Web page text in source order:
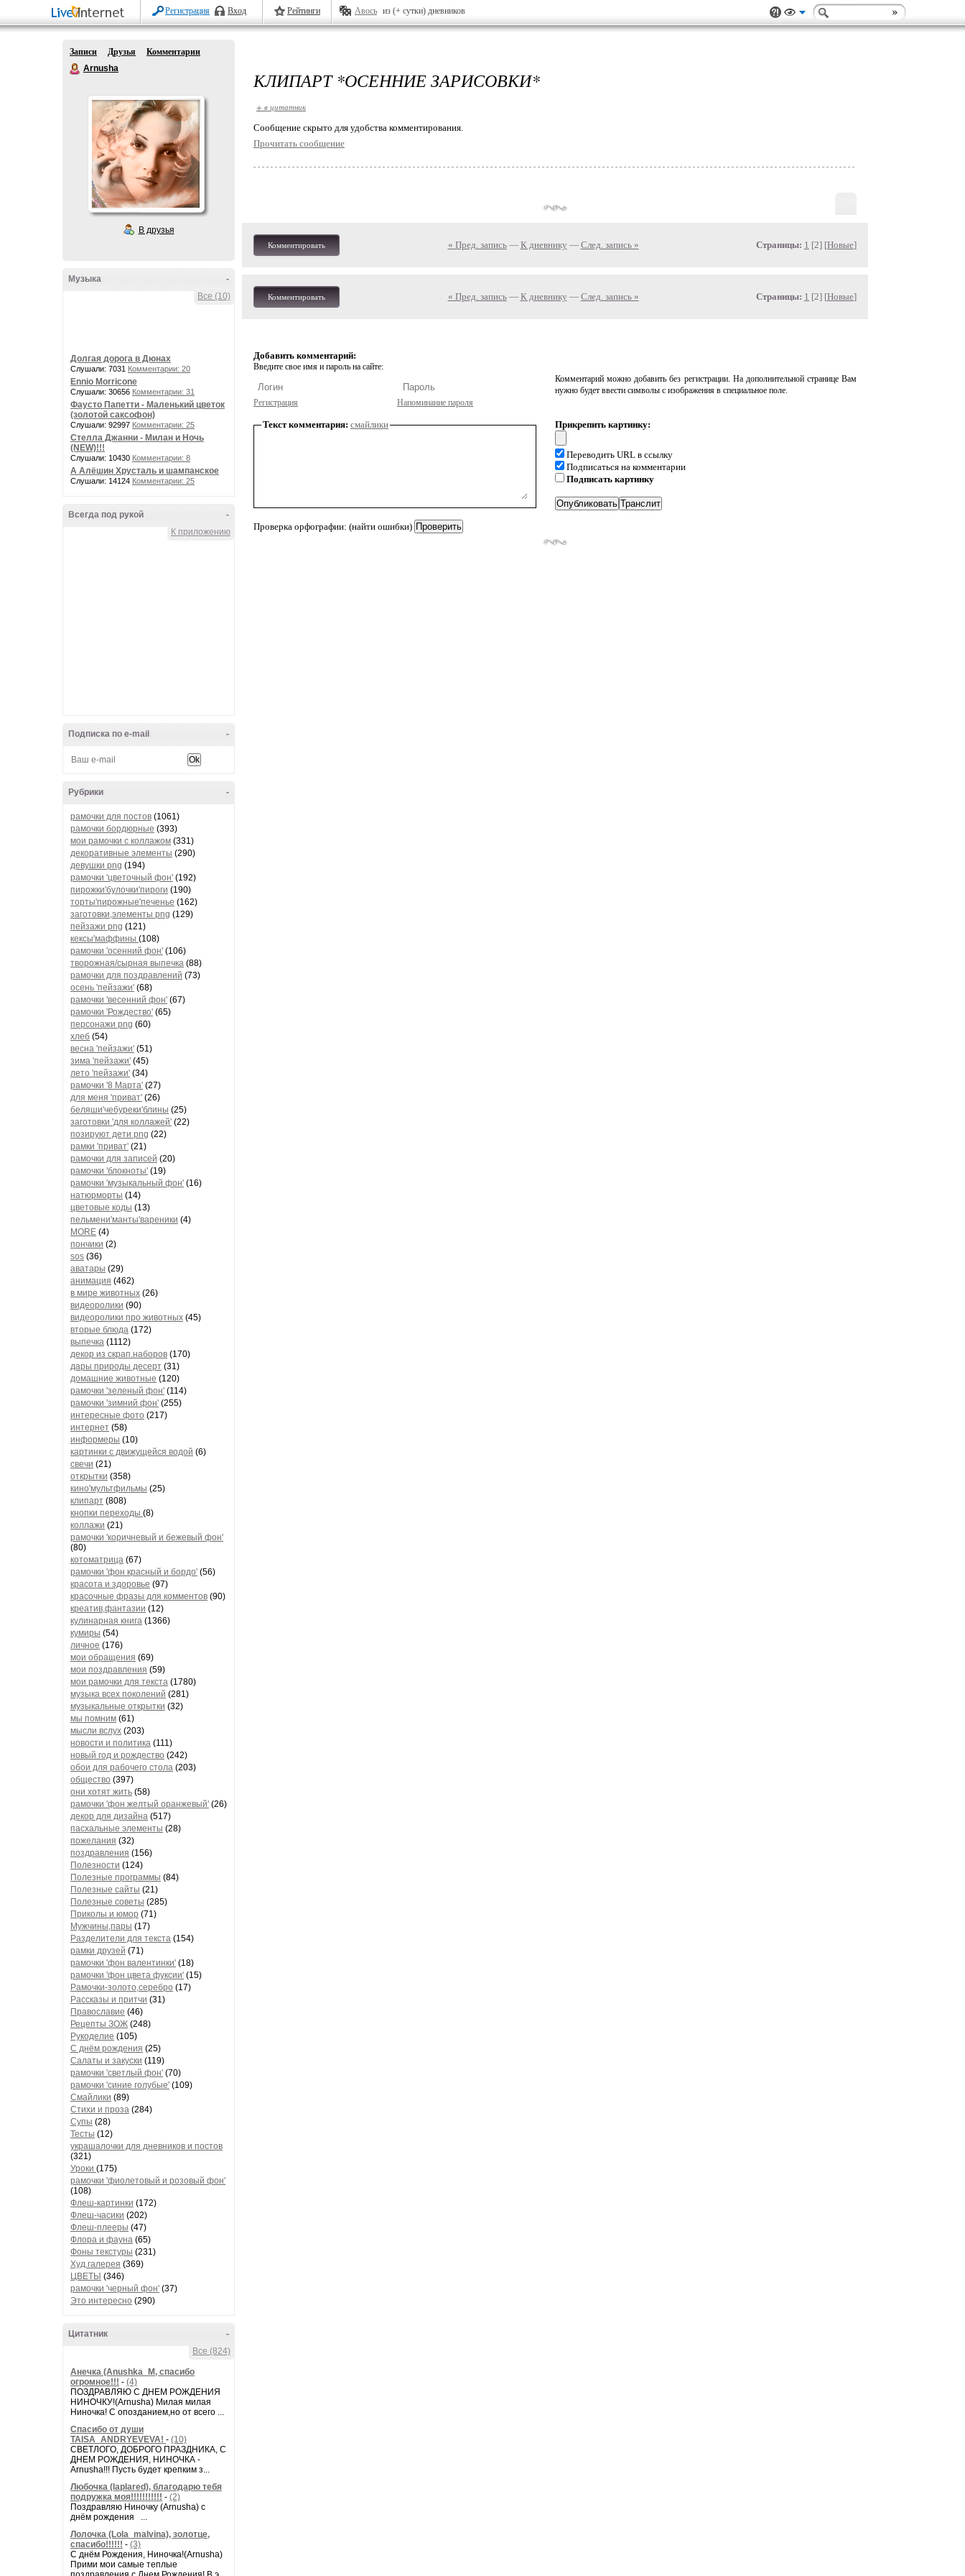
Регистрация Вход Рейтинги Авось из (+ сутки) дневников
Записи Друзья
Комментарии
Arnusha
В друзья
-
Музыка
Все (10)
Долгая дорога в Дюнах
Слушали: 7031 Комментарии: 20
Ennio Morricone
Слушали: 30656 Комментарии: 31
Фаусто Папетти - Маленький цветок
(золотой саксофон)
Слушали: 92997 Комментарии: 25
Стелла Джанни - Милан и Ночь
(NEW)!!!
Слушали: 10430 Комментарии: 8
А Алёшин Хрусталь и шампанское
Слушали: 14124 Комментарии: 25
-
Всегда под рукой
К приложению
-
Подписка по e-mail
-
Рубрики
рамочки для постов (1061)
рамочки бордюрные (393)
мои рамочки с коллажом (331)
декоративные элементы (290)
девушки png (194)
рамочки 'цветочный фон' (192)
пирожки'булочки'пироги (190)
торты'пирожные'печенье (162)
заготовки,элементы png (129)
пейзажи png (121)
кексы'маффины (108)
рамочки 'осенний фон' (106)
творожная/сырная выпечка (88)
рамочки для поздравлений (73)
осень 'пейзажи' (68)
рамочки 'весенний фон' (67)
рамочки 'Рождество' (65)
персонажи png (60)
хлеб (54)
весна 'пейзажи' (51)
зима 'пейзажи' (45)
лето 'пейзажи' (34)
рамочки '8 Марта' (27)
для меня 'приват' (26)
беляши'чебуреки'блины (25)
заготовки 'для коллажей' (22)
позируют дети png (22)
рамки 'приват' (21)
рамочки для записей (20)
рамочки 'блокноты' (19)
рамочки 'музыкальный фон' (16)
натюрморты (14)
цветовые коды (13)
пельмени'манты'вареники (4)
MORE (4)
пончики (2)
sos (36)
аватары (29)
анимация (462)
в мире животных (26)
видеоролики (90)
видеоролики про животных (45)
вторые блюда (172)
выпечка (1112)
декор из скрап.наборов (170)
дары природы десерт (31)
домашние животные (120)
рамочки 'зеленый фон' (114)
рамочки 'зимний фон' (255)
интересные фото (217)
интернет (58)
информеры (10)
картинки с движущейся водой (6)
свечи (21)
открытки (358)
кино'мультфильмы (25)
клипарт (808)
кнопки переходы (8)
коллажи (21)
рамочки 'коричневый и бежевый фон'
(80)
котоматрица (67)
рамочки 'фон красный и бордо' (56)
красота и здоровье (97)
красочные фразы для комментов (90)
креатив,фантазии (12)
кулинарная книга (1366)
кумиры (54)
личное (176)
мои обращения (69)
мои поздравления (59)
мои рамочки для текста (1780)
музыка всех поколений (281)
музыкальные открытки (32)
мы помним (61)
мысли вслух (203)
новости и политика (111)
новый год и рождество (242)
обои для рабочего стола (203)
общество (397)
они хотят жить (58)
рамочки 'фон желтый оранжевый' (26)
декор для дизайна (517)
пасхальные элементы (28)
пожелания (32)
поздравления (156)
Полезности (124)
Полезные программы (84)
Полезные сайты (21)
Полезные советы (285)
Приколы и юмор (71)
Мужчины,пары (17)
Разделители для текста (154)
рамки друзей (71)
рамочки 'фон валентинки' (18)
рамочки 'фон цвета фуксии' (15)
Рамочки-золото,серебро (17)
Рассказы и притчи (31)
Православие (46)
Рецепты ЗОЖ (248)
Рукоделие (105)
С днём рождения (25)
Салаты и закуски (119)
рамочки 'светлый фон' (70)
рамочки 'синие голубые' (109)
Смайлики (89)
Стихи и проза (284)
Супы (28)
Тесты (12)
украшалочки для дневников и постов
(321)
Уроки (175)
рамочки 'фиолетовый и розовый фон'
(108)
Флеш-картинки (172)
Флеш-часики (202)
Флеш-плееры (47)
Флора и фауна (65)
Фоны текстуры (231)
Худ.галерея (369)
ЦВЕТЫ (346)
рамочки 'черный фон' (37)
Это интересно (290)
-
Цитатник
Все (824)
Анечка (Anushka_M, спасибо
огромное!!! - (4)
ПОЗДРАВЛЯЮ С ДНЕМ РОЖДЕНИЯ
НИНОЧКУ!(Arnusha) Милая милая
Ниночка! С опозданием,но от всего ...
Спасибо от души
TAISA_ANDRYEVEVA! - (10)
СВЕТЛОГО, ДОБРОГО ПРАЗДНИКА, С
ДНЕМ РОЖДЕНИЯ, НИНОЧКА -
Arnusha!!! Пусть будет крепким з...
Любочка (laplared), благодарю тебя
подружка моя!!!!!!!!!!! - (2)
Поздравляю Ниночку (Arnusha) с
днём рождения ...
Лолочка (Lola_malvina), золотце,
спасибо!!!!!! - (3)
С днём Рождения, Ниночка!(Аrnusha)
Прими мои самые теплые
КЛИПАРТ *ОСЕННИЕ ЗАРИСОВКИ*
+ в цитатник
Cообщение скрыто для удобства комментирования.
Прочитать сообщение
Комментировать « Пред. запись— К дневнику — След. запись » Страницы: 1 [2] [Новые]
Комментировать « Пред. запись— К дневнику — След. запись » Страницы: 1 [2] [Новые]
Добавить комментарий:
Введите свое имя и пароль на сайте:
Регистрация Напоминание пароля
Комментарий можно добавить без регистрации. На дополнительной странице Вам
нужно будет ввести символы с изображения в специальное поле.
Текст комментария: смайлики
Проверка орфографии: (найти ошибки)
Прикрепить картинку:
Переводить URL в ссылку
Подписаться на комментарии
Подписать картинку